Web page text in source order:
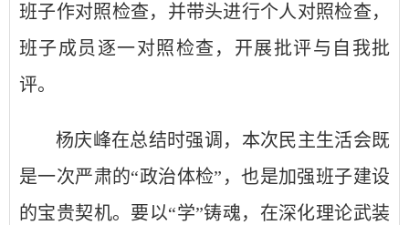
班子作对照检查，并带头进行个人对照检查，
班子成员逐一对照检查，开展批评与自我批
评。
杨庆峰在总结时强调，本次民主生活会既
是一次严肃的“政治体检” ，也是加强班子建设
的宝贵契机。要以“学”铸魂，在深化理论武装